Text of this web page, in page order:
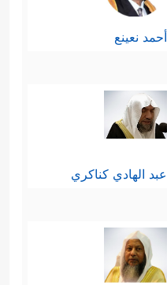
أحمد نعينع
عبد الهادي كناكري